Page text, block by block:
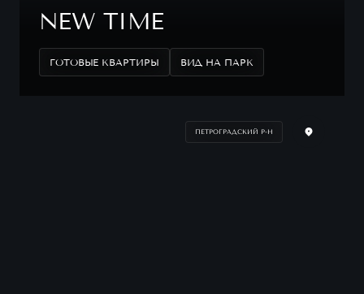
NEW TIME
ГОТОВЫЕ КВАРТИРЫ ВИД НА ПАРК
ПЕТРОГРАДСКИЙ Р-Н